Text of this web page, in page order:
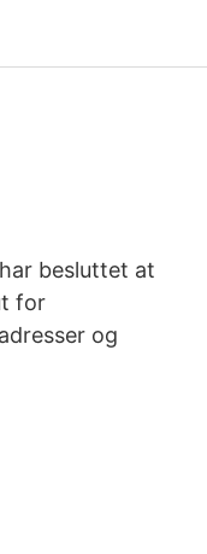
besluttet at
for
og